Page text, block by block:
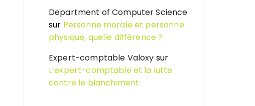
Department of Computer Science
sur Personne morale et personne
physique, quelle différence ?
Expert-comptable Valoxy sur
L’expert-comptable et la lutte
contre le blanchiment